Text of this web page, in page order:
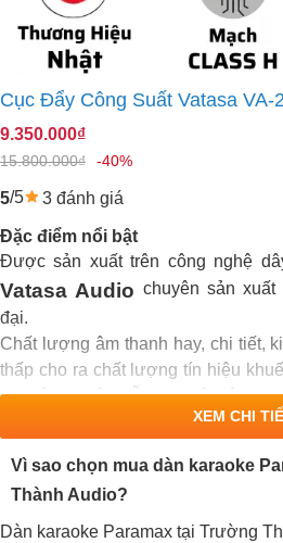
Cục Đẩy Công Suất Vatasa VA-
9.350.000₫
15.800.000₫ -40%
5/5 3 đánh giá
Đặc điểm nổi bật
Được sản xuất trên công nghệ
Vatasa Audio chuyên sản
đại.
Chất lượng âm thanh hay, chi tiết,
thấp cho ra chất lượng tín hiệu
sai số như các mẫu cục đẩy công
Công suất lớn 1200w/ 2 kênh ở
Kiểu dáng thiết kế độc quyền của
cứng cáp, sang trọng, đẳng cấp.
Sản xuất trên nền tảng vỉ bo mạch
XEM CHI
Vì sao chọn mua dàn karaoke
Thành Audio?
Dàn karaoke Paramax tại Trường